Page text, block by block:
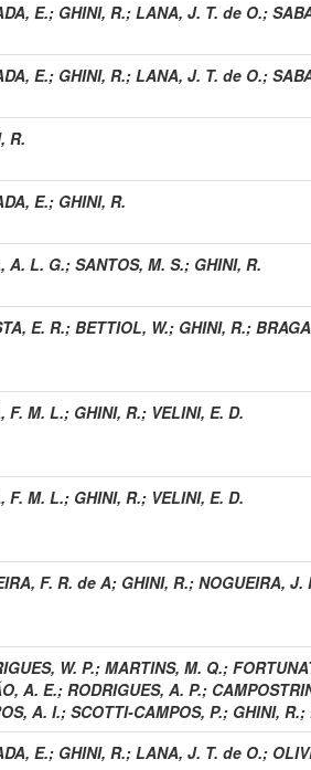
E.; GHINI, R.; LANA, J. T. de O.;
E.; GHINI, R.; LANA, J. T. de O.;
R.
E.; GHINI, R.
A. L. G.; SANTOS, M. S.; GHINI, R.
E. R.; BETTIOL, W.; GHINI, R.;
F. M. L.; GHINI, R.; VELINI, E. D.
F. M. L.; GHINI, R.; VELINI, E. D.
F. R. de A; GHINI, R.; NOGUEIRA, J.
W. P.; MARTINS, M. Q.;
A. E.; RODRIGUES, A. P.;
A. I.; SCOTTI-CAMPOS, P.; GHINI, R.;
E.; GHINI, R.; LANA, J. T. de O.;